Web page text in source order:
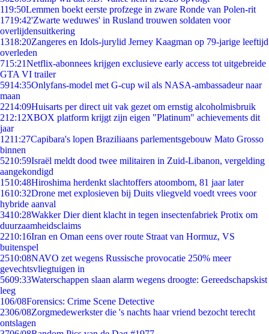
119:50Lemmen boekt eerste profzege in zware Ronde van Polen-rit
1719:42'Zwarte weduwes' in Rusland trouwen soldaten voor
overlijdensuitkering
1318:20Zangeres en Idols-jurylid Jerney Kaagman op 79-jarige leeftijd
overleden
715:21Netflix-abonnees krijgen exclusieve early access tot uitgebreide
GTA VI trailer
5914:35Onlyfans-model met G-cup wil als NASA-ambassadeur naar
maan
2214:09Huisarts per direct uit vak gezet om ernstig alcoholmisbruik
212:12XBOX platform krijgt zijn eigen "Platinum" achievements dit
jaar
1211:27Capibara's lopen Braziliaans parlementsgebouw Mato Grosso
binnen
5210:59Israël meldt dood twee militairen in Zuid-Libanon, vergelding
aangekondigd
1510:48Hiroshima herdenkt slachtoffers atoombom, 81 jaar later
1610:32Drone met explosieven bij Duits vliegveld voedt vrees voor
hybride aanval
3410:28Wakker Dier dient klacht in tegen insectenfabriek Protix om
duurzaamheidsclaims
2210:16Iran en Oman eens over route Straat van Hormuz, VS
buitenspel
2510:08NAVO zet wegens Russische provocatie 250% meer
gevechtsvliegtuigen in
5609:33Waterschappen slaan alarm wegens droogte: Gereedschapskist
leeg
106/08Forensics: Crime Scene Detective
2306/08Zorgmedewerkster die 's nachts haar vriend bezocht terecht
ontslagen